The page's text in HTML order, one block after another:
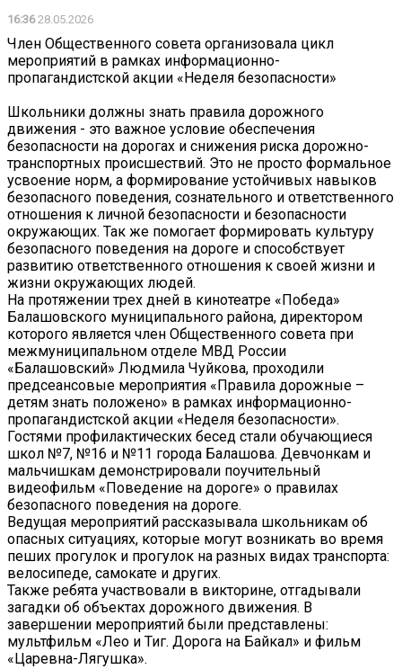
16:3628.05.2026
Член Общественного совета организовала цикл
мероприятий в рамках информационно-
пропагандистской акции «Неделя безопасности»
Школьники должны знать правила дорожного
движения - это важное условие обеспечения
безопасности на дорогах и снижения риска дорожно-
транспортных происшествий. Это не просто формальное
усвоение норм, а формирование устойчивых навыков
безопасного поведения, сознательного и ответственного
отношения к личной безопасности и безопасности
окружающих. Так же помогает формировать культуру
безопасного поведения на дороге и способствует
развитию ответственного отношения к своей жизни и
жизни окружающих людей.
На протяжении трех дней в кинотеатре «Победа»
Балашовского муниципального района, директором
которого является член Общественного совета при
межмуниципальном отделе МВД России
«Балашовский» Людмила Чуйкова, проходили
предсеансовые мероприятия «Правила дорожные –
детям знать положено» в рамках информационно-
пропагандистской акции «Неделя безопасности».
Гостями профилактических бесед стали обучающиеся
школ №7, №16 и №11 города Балашова. Девчонкам и
мальчишкам демонстрировали поучительный
видеофильм «Поведение на дороге» о правилах
безопасного поведения на дороге.
Ведущая мероприятий рассказывала школьникам об
опасных ситуациях, которые могут возникать во время
пеших прогулок и прогулок на разных видах транспорта:
велосипеде, самокате и других.
Также ребята участвовали в викторине, отгадывали
загадки об объектах дорожного движения. В
завершении мероприятий были представлены:
мультфильм «Лео и Тиг. Дорога на Байкал» и фильм
«Царевна-Лягушка».